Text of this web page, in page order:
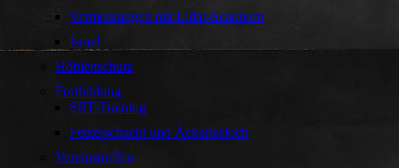
Vermessungen mit Lidar-Scannern
Israel
Höhlenschutz
Fortbildung
SRT-Training
Fetzerschacht und Äckerlesloch
Vereinstreffen